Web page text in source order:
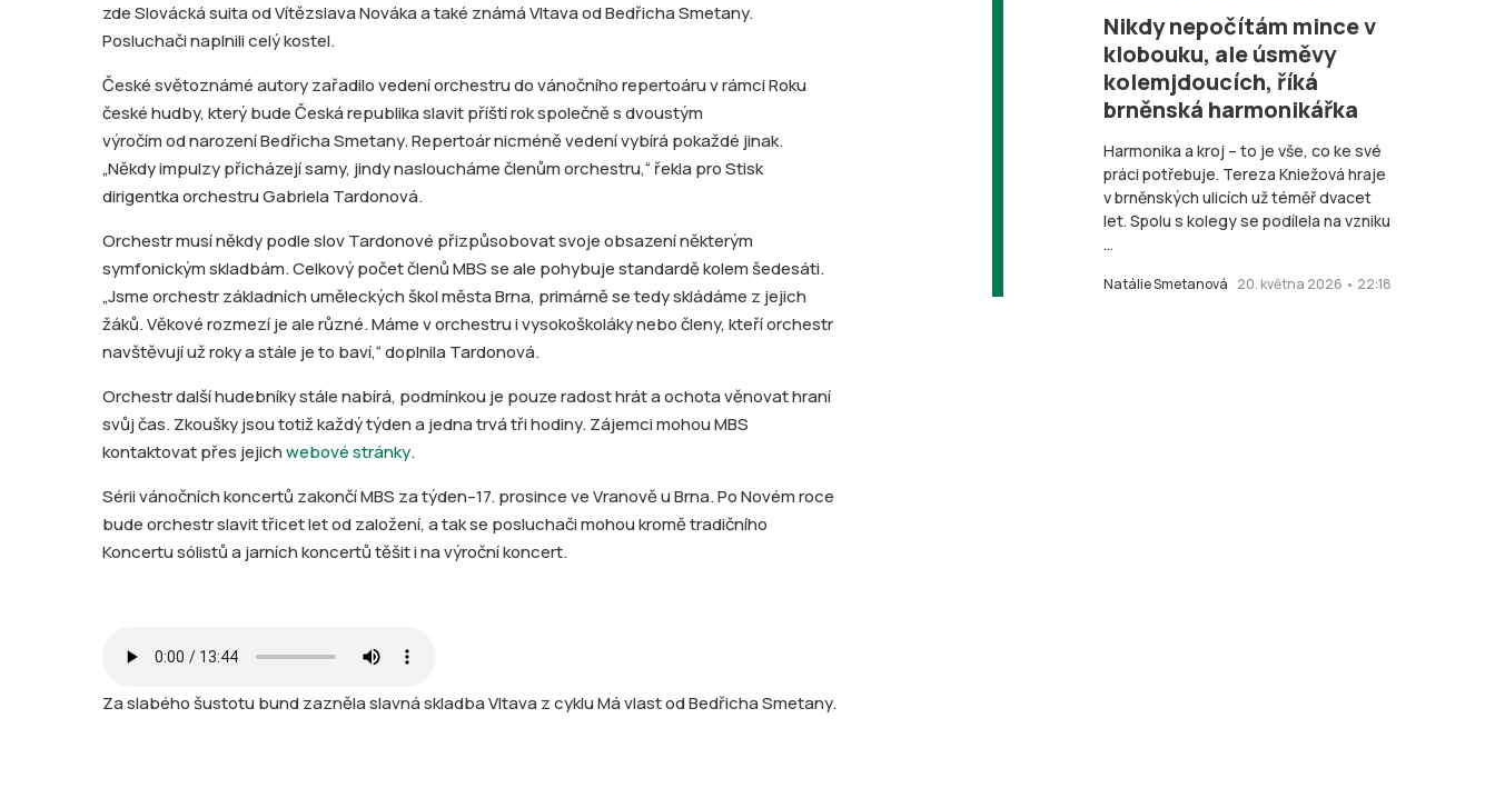
zde Slovácká suita od Vítězslava Nováka a také známá Vltava od Bedřicha Smetany.
Posluchači naplnili celý kostel.
České světoznámé autory zařadilo vedení orchestru do vánočního repertoáru v rámci Roku
české hudby, který bude Česká republika slavit příští rok společně s dvoustým
výročím od narození Bedřicha Smetany. Repertoár nicméně vedení vybírá pokaždé jinak.
„Někdy impulzy přicházejí samy, jindy nasloucháme členům orchestru,“ řekla pro Stisk
dirigentka orchestru Gabriela Tardonová.
Orchestr musí někdy podle slov Tardonové přizpůsobovat svoje obsazení některým
symfonickým skladbám. Celkový počet členů MBS se ale pohybuje standardě kolem šedesáti.
„Jsme orchestr základních uměleckých škol města Brna, primárně se tedy skládáme z jejich
žáků. Věkové rozmezí je ale různé. Máme v orchestru i vysokoškoláky nebo členy, kteří orchestr
navštěvují už roky a stále je to baví,“ doplnila Tardonová.
Orchestr další hudebníky stále nabírá, podmínkou je pouze radost hrát a ochota věnovat hraní
svůj čas. Zkoušky jsou totiž každý týden a jedna trvá tři hodiny. Zájemci mohou MBS
kontaktovat přes jejichwebové stránky.
Sérii vánočních koncertů zakončí MBS za týden–⁠17. prosince ve Vranově u Brna. Po Novém roce
bude orchestr slavit třicet let od založení, a tak se posluchači mohou kromě tradičního
Koncertu sólistů a jarních koncertů těšit i na výroční koncert.
Za slabého šustotu bund zazněla slavná skladba Vltava z cyklu Má vlast od Bedřicha Smetany.
Nikdy nepočítám mince v
klobouku, ale úsměvy
kolemjdoucích, říká
brněnská harmonikářka
Harmonika a kroj – to je vše, co ke své
práci potřebuje. Tereza Kniežová hraje
v brněnských ulicích už téměř dvacet
let. Spolu s kolegy se podílela na vzniku
...
Natálie Smetanová 20. května 2026 • 22:18